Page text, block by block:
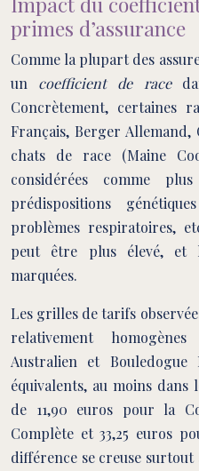
primes d’assurance
Comme la plupart des
un coefficient de race
Concrètement, certaines
Français, Berger Allemand,
chats de race (Maine
considérées comme
prédispositions
problèmes respiratoires,
peut être plus élevé, et
marquées.
Les grilles de tarifs
relativement
Australien et
équivalents, au moins dans
de 11,90 euros pour la
Complète et 33,25 euros
différence se creuse surtout